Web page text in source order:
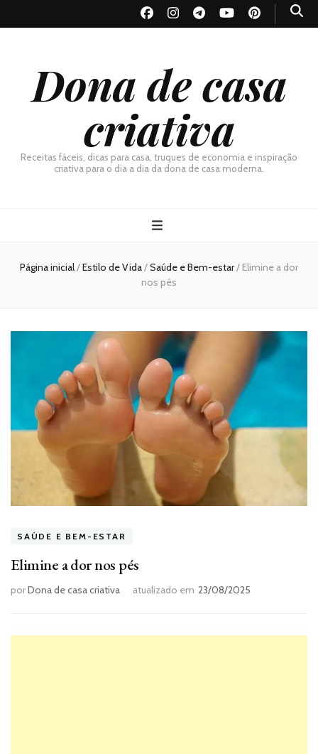
Dona de casa
criativa
Receitas fáceis, dicas para casa, truques de economia e inspiração
criativa para o dia a dia da dona de casa moderna.
Página inicial/Estilo de Vida/Saúde e Bem-estar/ Elimine a dor
nos pés
SAÚDE E BEM-ESTAR
Elimine a dor nos pés
porDona de casa criativa atualizado em 23/08/2025